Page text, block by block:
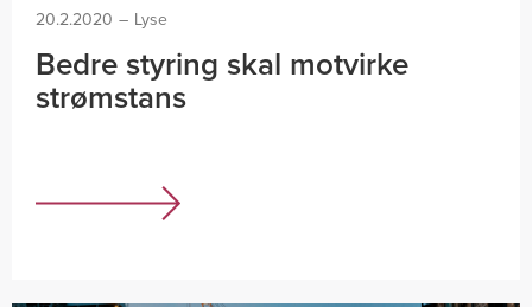
20.2.2020 – Lyse
Bedre styring skal motvirke
strømstans